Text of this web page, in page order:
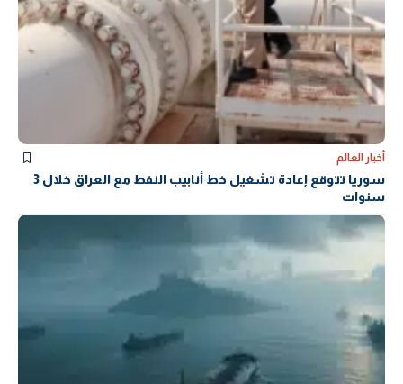
أخبار العالم
سوريا تتوقع إعادة تشغيل خط أنابيب النفط مع العراق خلال 3
سنوات